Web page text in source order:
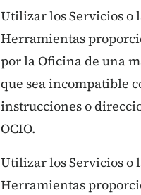
Utilizar los Servicios o
Herramientas
por la Oficina de una
que sea incompatible
instrucciones o
OCIO.
Utilizar los Servicios o
Herramientas